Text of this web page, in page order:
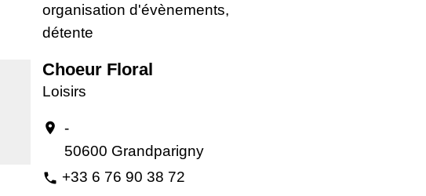
organisation d'évènements,
détente
Choeur Floral
Loisirs
location_on
-
50600 Grandparigny
phone +33 6 76 90 38 72